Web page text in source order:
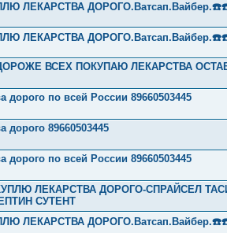
ЛЕКАРСТВА
ЛЕКАРСТВА
ДОРОЖЕ ВСЕХ ПОКУПАЮ ЛЕКАРСТВА
дорого по всей России 89660503445
дорого 89660503445
дорого по всей России 89660503445
КУПЛЮ ЛЕКАРСТВА ДОРОГО-СПРАЙСЕЛ
СУТЕНТ
ЛЕКАРСТВА